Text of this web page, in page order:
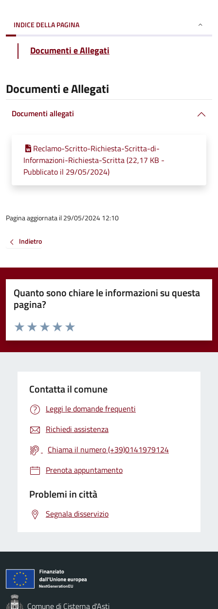
INDICE DELLA PAGINA
Documenti e Allegati
Documenti e Allegati
Documenti allegati
Reclamo-Scritto-Richiesta-Scritta-di-
Informazioni-Richiesta-Scritta (22,17 KB -
Pubblicato il 29/05/2024)
Pagina aggiornata il 29/05/2024 12:10
Indietro
Quanto sono chiare le informazioni su questa
pagina?
Valuta da 1 a 5 stelle la pagina
Valuta 5 stelle su 5
Valuta 4 stelle su 5
Valuta 3 stelle su 5
Valuta 2 stelle su 5
Valuta 1 stelle su 5
Contatta il comune
Leggi le domande frequenti
Richiedi assistenza
Chiama il numero (+39)0141979124
Prenota appuntamento
Problemi in città
Segnala disservizio
Comune di Cisterna d'Asti